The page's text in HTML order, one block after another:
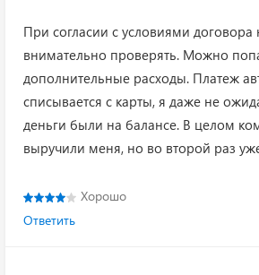
При согласии с условиями договора
внимательно проверять. Можно
дополнительные расходы. Платеж
списывается с карты, я даже не
деньги были на балансе. В целом
выручили меня, но во второй раз
Хорошо
Ответить